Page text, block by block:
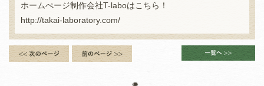
ホームぺージ制作会社T-laboはこちら！
http://takai-laboratory.com/